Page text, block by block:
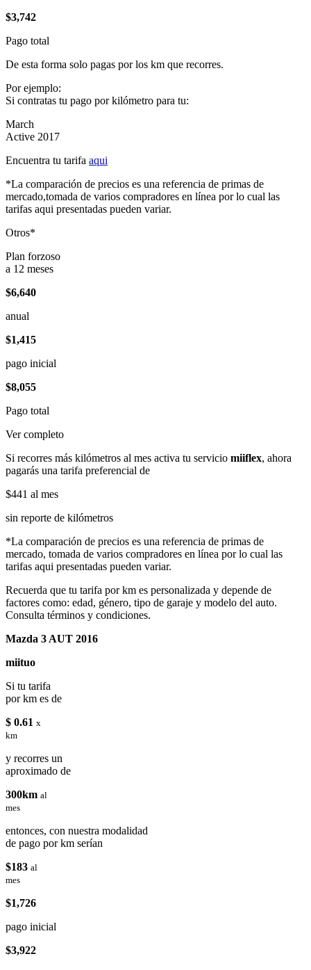
$3,742
Pago total
De esta forma solo pagas por los km que recorres.
Por ejemplo:
Si contratas tu pago por kilómetro para tu:
March
Active 2017
Encuentra tu tarifa aqui
*La comparación de precios es una referencia de primas de
mercado,tomada de varios compradores en línea por lo cual las
tarifas aqui presentadas pueden variar.
Otros*
Plan forzoso
a 12 meses
$6,640
anual
$1,415
pago inicial
$8,055
Pago total
Ver completo
Si recorres más kilómetros al mes activa tu servicio miiflex, ahora
pagarás una tarifa preferencial de
$441 al mes
sin reporte de kilómetros
*La comparación de precios es una referencia de primas de
mercado, tomada de varios compradores en línea por lo cual las
tarifas aqui presentadas pueden variar.
Recuerda que tu tarifa por km es personalizada y depende de
factores como: edad, género, tipo de garaje y modelo del auto.
Consulta términos y condiciones.
Mazda 3 AUT 2016
miituo
Si tu tarifa
por km es de
$ 0.61 x
km
y recorres un
aproximado de
300km al
mes
entonces, con nuestra modalidad
de pago por km serían
$183 al
mes
$1,726
pago inicial
$3,922